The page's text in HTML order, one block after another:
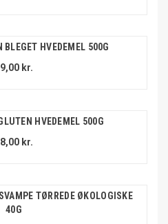
BLEGET HVEDEMEL 500G
kr.
HVEDEMEL 500G
kr.
TØRREDE ØKOLOGISKE
40G